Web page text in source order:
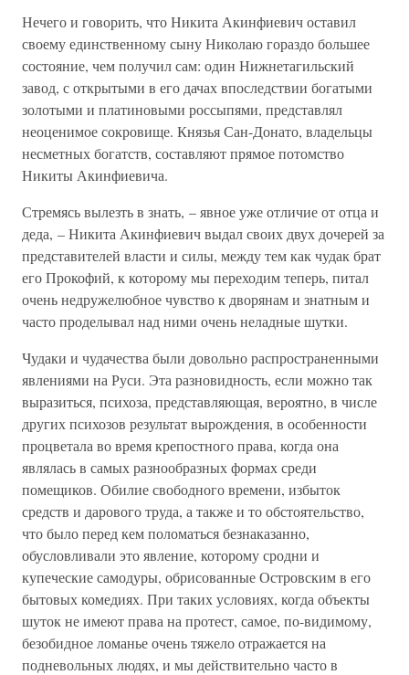
Нечего и говорить, что Никита Акинфиевич оставил
своему единственному сыну Николаю гораздо большее
состояние, чем получил сам: один Нижнетагильский
завод, с открытыми в его дачах впоследствии богатыми
золотыми и платиновыми россыпями, представлял
неоценимое сокровище. Князья Сан-Донато, владельцы
несметных богатств, составляют прямое потомство
Никиты Акинфиевича.
Стремясь вылезть в знать, – явное уже отличие от отца и
деда, – Никита Акинфиевич выдал своих двух дочерей за
представителей власти и силы, между тем как чудак брат
его Прокофий, к которому мы переходим теперь, питал
очень недружелюбное чувство к дворянам и знатным и
часто проделывал над ними очень неладные шутки.
Чудаки и чудачества были довольно распространенными
явлениями на Руси. Эта разновидность, если можно так
выразиться, психоза, представляющая, вероятно, в числе
других психозов результат вырождения, в особенности
процветала во время крепостного права, когда она
являлась в самых разнообразных формах среди
помещиков. Обилие свободного времени, избыток
средств и дарового труда, а также и то обстоятельство,
что было перед кем поломаться безнаказанно,
обусловливали это явление, которому сродни и
купеческие самодуры, обрисованные Островским в его
бытовых комедиях. При таких условиях, когда объекты
шуток не имеют права на протест, самое, по-видимому,
безобидное ломанье очень тяжело отражается на
подневольных людях, и мы действительно часто в